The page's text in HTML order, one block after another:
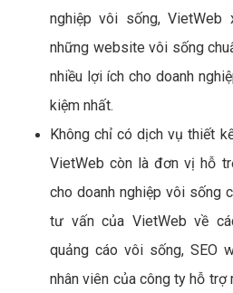
nghiệp vôi sống,
những website vôi sống
nhiều lợi ích cho doanh
kiệm nhất.
Không chỉ có dịch vụ thiết
VietWeb còn là đơn vị hỗ
cho doanh nghiệp vôi sống
tư vấn của VietWeb về
quảng cáo vôi sống, SEO
nhân viên của công ty hỗ trợ